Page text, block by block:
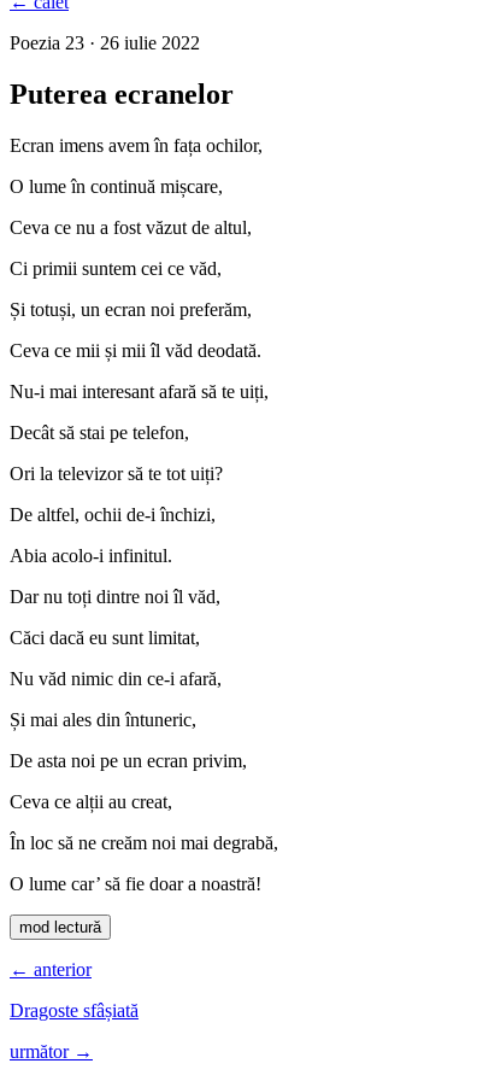
Poezia 23 · 26 iulie 2022
Puterea ecranelor
Ecran imens avem în fața ochilor,
O lume în continuă mișcare,
Ceva ce nu a fost văzut de altul,
Ci primii suntem cei ce văd,
Și totuși, un ecran noi preferăm,
Ceva ce mii și mii îl văd deodată.
Nu-i mai interesant afară să te uiți,
Decât să stai pe telefon,
Ori la televizor să te tot uiți?
De altfel, ochii de-i închizi,
Abia acolo-i infinitul.
Dar nu toți dintre noi îl văd,
Căci dacă eu sunt limitat,
Nu văd nimic din ce-i afară,
Și mai ales din întuneric,
De asta noi pe un ecran privim,
Ceva ce alții au creat,
În loc să ne creăm noi mai degrabă,
O lume car’ să fie doar a noastră!
mod lectură
← anterior
Dragoste sfâșiată
următor →